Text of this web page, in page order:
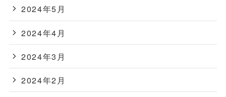
2024年5月
2024年4月
2024年3月
2024年2月